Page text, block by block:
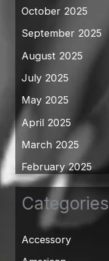
October 2025
September 2025
August 2025
July 2025
May 2025
April 2025
March 2025
February 2025
Categories
Accessory